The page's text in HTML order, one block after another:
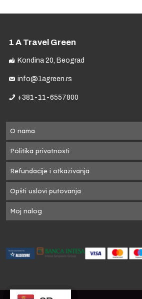
1 A Travel Green
Kondina 20, Beograd
info@1agreen.rs
+381-11-6557800
O nama
Politika privatnosti
Refundacije i otkazivanja
Opšti uslovi putovanja
Moj nalog